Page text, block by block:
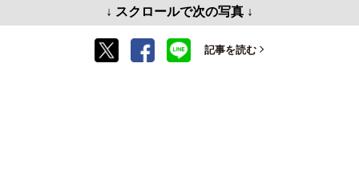
↓ スクロールで次の写真 ↓
記事を読む